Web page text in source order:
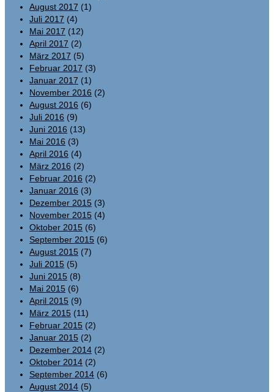
August 2017 (1)
Juli 2017 (4)
Mai 2017 (12)
April 2017 (2)
März 2017 (5)
Februar 2017 (3)
Januar 2017 (1)
November 2016 (2)
August 2016 (6)
Juli 2016 (9)
Juni 2016 (13)
Mai 2016 (3)
April 2016 (4)
März 2016 (2)
Februar 2016 (2)
Januar 2016 (3)
Dezember 2015 (3)
November 2015 (4)
Oktober 2015 (6)
September 2015 (6)
August 2015 (7)
Juli 2015 (5)
Juni 2015 (8)
Mai 2015 (6)
April 2015 (9)
März 2015 (11)
Februar 2015 (2)
Januar 2015 (2)
Dezember 2014 (2)
Oktober 2014 (2)
September 2014 (6)
August 2014 (5)